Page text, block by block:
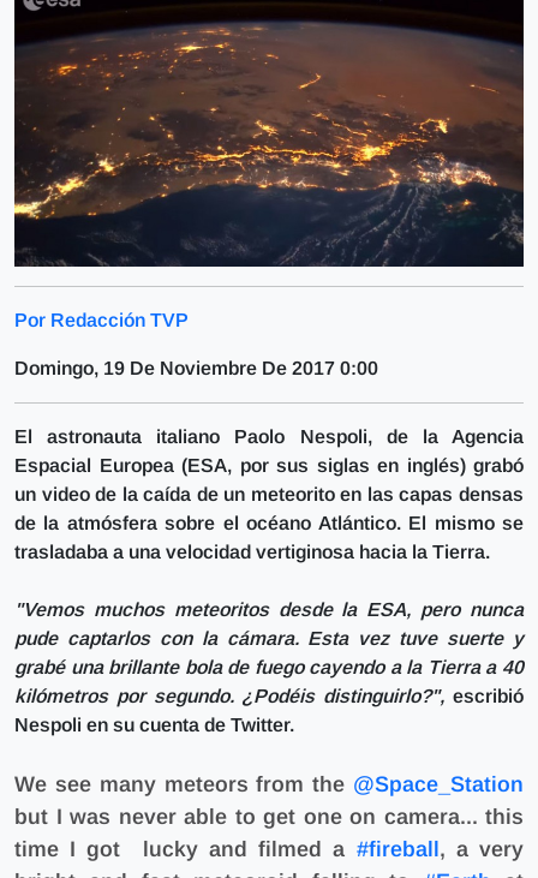
Por Redacción TVP
Domingo, 19 De Noviembre De 2017 0:00
El astronauta italiano Paolo Nespoli, de la Agencia
Espacial Europea (ESA, por sus siglas en inglés) grabó
un video de la caída de un meteorito en las capas densas
de la atmósfera sobre el océano Atlántico. El mismo se
trasladaba a una velocidad vertiginosa hacia la Tierra.
"Vemos muchos meteoritos desde la ESA, pero nunca
pude captarlos con la cámara. Esta vez tuve suerte y
grabé una brillante bola de fuego cayendo a la Tierra a 40
kilómetros por segundo. ¿Podéis distinguirlo?", escribió
Nespoli en su cuenta de Twitter.
We see many meteors from the @Space_Station
but I was never able to get one on camera... this
time I got lucky and filmed a #fireball , a very